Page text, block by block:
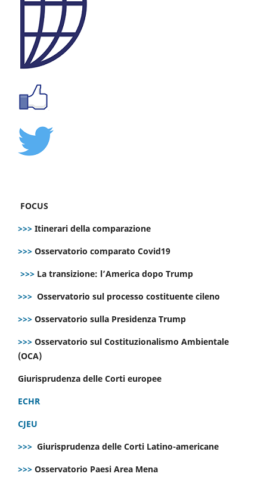
FOCUS
>>> Itinerari della comparazione
>>> Osservatorio comparato Covid19
>>> La transizione: l’America dopo Trump
>>> Osservatorio sul processo costituente cileno
>>> Osservatorio sulla Presidenza Trump
>>> Osservatorio sul Costituzionalismo Ambientale
(OCA)
Giurisprudenza delle Corti europee
ECHR
CJEU
>>> Giurisprudenza delle Corti Latino-americane
>>> Osservatorio Paesi Area Mena